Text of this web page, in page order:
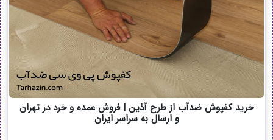
خرید کفپوش ضدآب از طرح آذین | فروش عمده و خرد در تهران
و ارسال به سراسر ایران